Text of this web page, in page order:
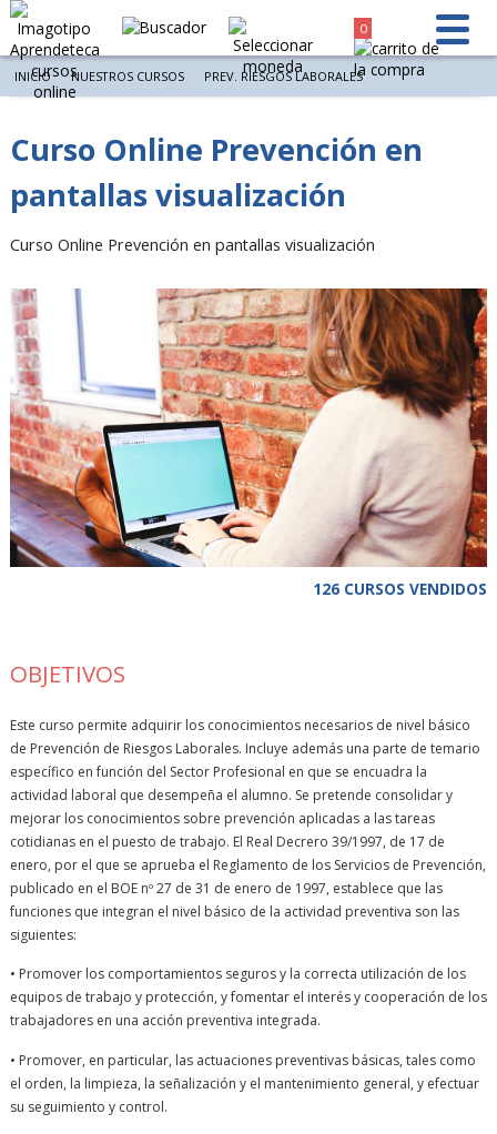
0
INICIO NUESTROS CURSOS PREV. RIESGOS LABORALES
Curso Online Prevención en
pantallas visualización
Curso Online Prevención en pantallas visualización
126 CURSOS VENDIDOS
OBJETIVOS
Este curso permite adquirir los conocimientos necesarios de nivel básico
de Prevención de Riesgos Laborales. Incluye además una parte de temario
específico en función del Sector Profesional en que se encuadra la
actividad laboral que desempeña el alumno. Se pretende consolidar y
mejorar los conocimientos sobre prevención aplicadas a las tareas
cotidianas en el puesto de trabajo. El Real Decrero 39/1997, de 17 de
enero, por el que se aprueba el Reglamento de los Servicios de Prevención,
publicado en el BOE nº 27 de 31 de enero de 1997, establece que las
funciones que integran el nivel básico de la actividad preventiva son las
siguientes:
• Promover los comportamientos seguros y la correcta utilización de los
equipos de trabajo y protección, y fomentar el interés y cooperación de los
trabajadores en una acción preventiva integrada.
• Promover, en particular, las actuaciones preventivas básicas, tales como
el orden, la limpieza, la señalización y el mantenimiento general, y efectuar
su seguimiento y control.